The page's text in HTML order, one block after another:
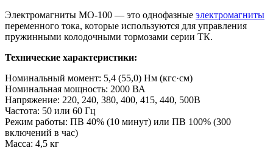
Электромагниты МО-100 — это однофазные электромагниты
переменного тока, которые используются для управления
пружинными колодочными тормозами серии ТК.
Технические характеристики:
Номинальный момент: 5,4 (55,0) Нм (кгс·см)
Номинальная мощность: 2000 ВА
Напряжение: 220, 240, 380, 400, 415, 440, 500В
Частота: 50 или 60 Гц
Режим работы: ПВ 40% (10 минут) или ПВ 100% (300
включений в час)
Масса: 4,5 кг